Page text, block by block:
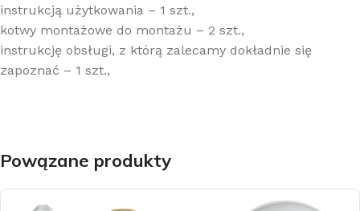
instrukcją użytkowania – 1 szt.,
kotwy montażowe do montażu – 2 szt.,
instrukcję obsługi, z którą zalecamy dokładnie się
zapoznać – 1 szt.,
Powązane produkty